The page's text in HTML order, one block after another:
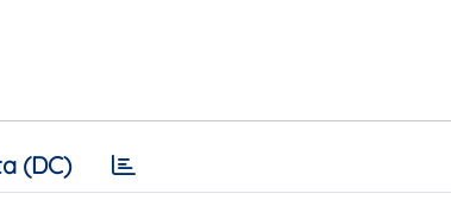
(DC)